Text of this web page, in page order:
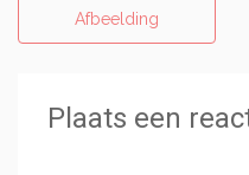
Afbeelding
Plaats een